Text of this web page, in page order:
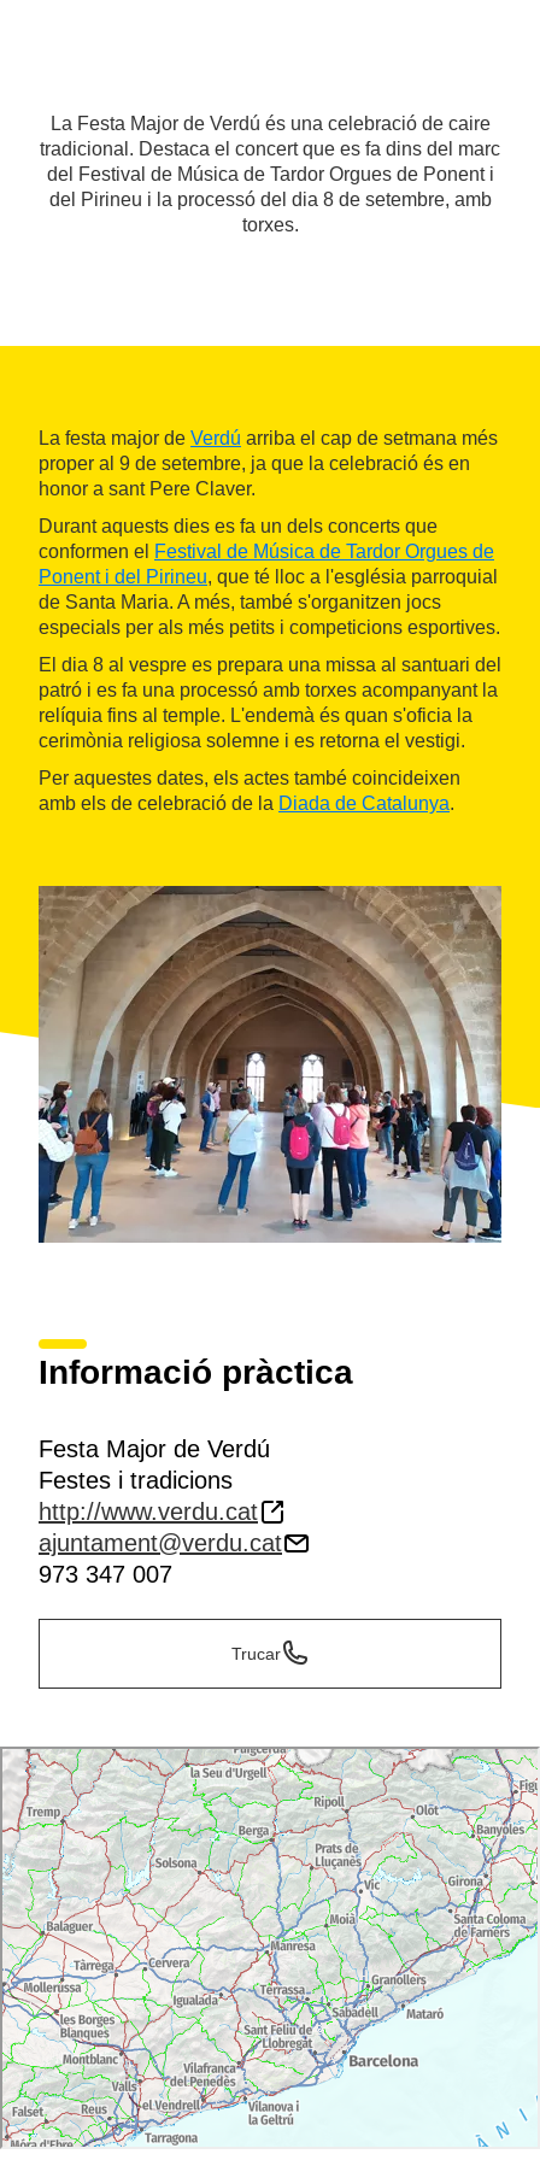
La Festa Major de Verdú és una celebració de caire
tradicional. Destaca el concert que es fa dins del marc
del Festival de Música de Tardor Orgues de Ponent i
del Pirineu i la processó del dia 8 de setembre, amb
torxes.
La festa major de Verdú arriba el cap de setmana més
proper al 9 de setembre, ja que la celebració és en
honor a sant Pere Claver.
Durant aquests dies es fa un dels concerts que
conformen el Festival de Música de Tardor Orgues de
Ponent i del Pirineu, que té lloc a l'església parroquial
de Santa Maria. A més, també s'organitzen jocs
especials per als més petits i competicions esportives.
El dia 8 al vespre es prepara una missa al santuari del
patró i es fa una processó amb torxes acompanyant la
relíquia fins al temple. L'endemà és quan s'oficia la
cerimònia religiosa solemne i es retorna el vestigi.
Per aquestes dates, els actes també coincideixen
amb els de celebració de la Diada de Catalunya.
Informació pràctica
Festa Major de Verdú
Festes i tradicions
http://www.verdu.cat
ajuntament@verdu.cat
973 347 007
Trucar